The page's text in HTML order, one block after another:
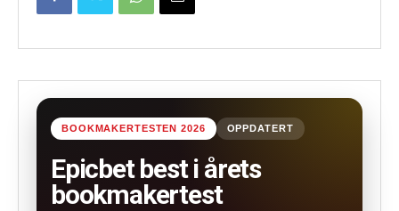
BOOKMAKERTESTEN 2026 OPPDATERT
Epicbet best i årets
bookmakertest